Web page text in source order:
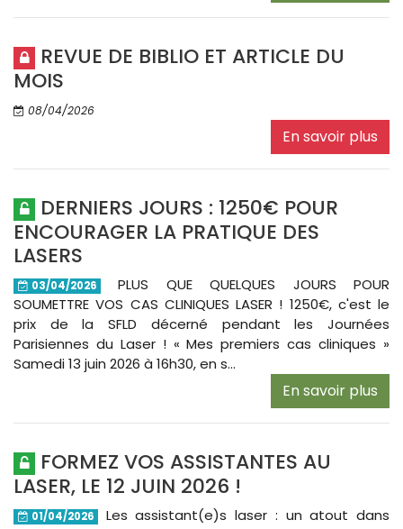
REVUE DE BIBLIO ET ARTICLE DU
MOIS
08/04/2026
En savoir plus
DERNIERS JOURS : 1250€ POUR
ENCOURAGER LA PRATIQUE DES
LASERS
03/04/2026
PLUS QUE QUELQUES JOURS POUR
SOUMETTRE VOS CAS CLINIQUES LASER ! 1250€, c'est le
prix de la SFLD décerné pendant les Journées
Parisiennes du Laser ! « Mes premiers cas cliniques »
Samedi 13 juin 2026 à 16h30, en s...
En savoir plus
FORMEZ VOS ASSISTANTES AU
LASER, LE 12 JUIN 2026 !
01/04/2026
Les assistant(e)s laser : un atout dans